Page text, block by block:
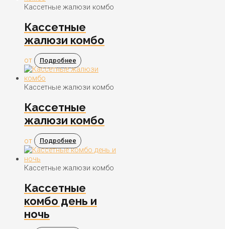
Кассетные жалюзи комбо
Кассетные
жалюзи комбо
от Подробнее
Кассетные жалюзи комбо
Кассетные
жалюзи комбо
от Подробнее
Кассетные жалюзи комбо
Кассетные
комбо день и
ночь